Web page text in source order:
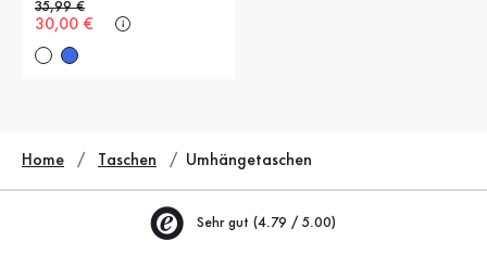
Alter Preis
35,99 €
Neuer Preis
30,00 €
Home Taschen Umhängetaschen
Sehr gut (4.79 / 5.00)